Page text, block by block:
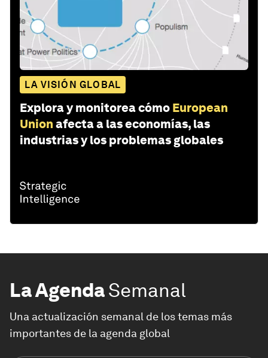
LA VISIÓN GLOBAL
Explora y monitorea cómo European
Union afecta a las economías, las
industrias y los problemas globales
La AgendaSemanal
Una actualización semanal de los temas más
importantes de la agenda global